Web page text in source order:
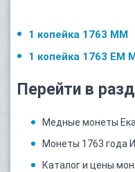
1 копейка 1763 ММ
1 копейка 1763 ЕМ
Перейти в
Медные монеты
Монеты 1763 года
Каталог и цены